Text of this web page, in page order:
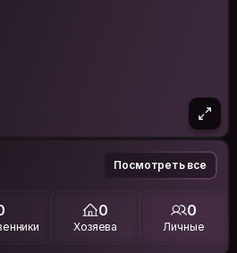
Посмотреть все
0
Хозяева
0
Личные